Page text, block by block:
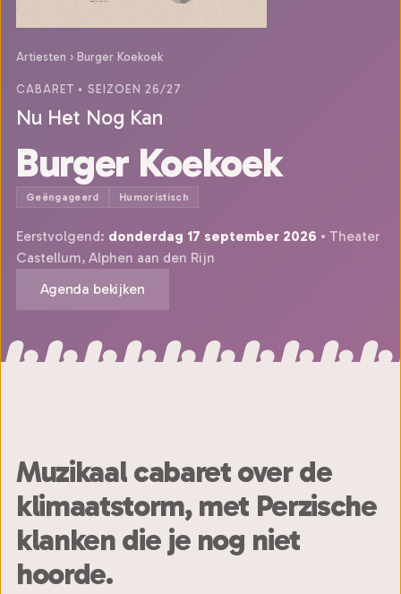
Artiesten › Burger Koekoek
CABARET • SEIZOEN 26/27
Nu Het Nog Kan
Burger Koekoek
Geëngageerd Humoristisch
Eerstvolgend: donderdag 17 september 2026 • Theater
Castellum, Alphen aan den Rijn
Agenda bekijken
Muzikaal cabaret over de
klimaatstorm, met Perzische
klanken die je nog niet
hoorde.